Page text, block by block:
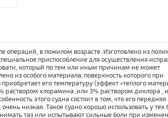
операций, в пожилом возрасте. Изготовлено из
приспособление для осуществления
который по тем или иным причинам не может
из особого материала, поверхность которого при
его температуру (эффект «теплого
раствором хлорамина ,или 3% раствором дихлора ,
этого судна состоит в том, что его передняя
очень низкая. Такое судно хорошо использовать у тех
таз или испытывают сильные боли при